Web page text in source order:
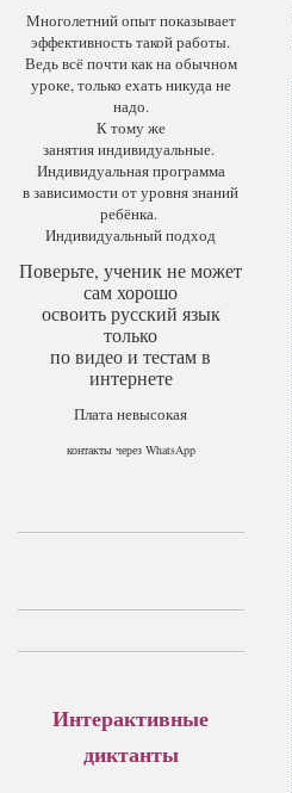
Многолетний опыт показывает
эффективность такой работы.
Ведь всё почти как на обычном
уроке, только ехать никуда не
надо.
К тому же
занятия индивидуальные.
Индивидуальная программа
в зависимости от уровня знаний
ребёнка.
Индивидуальный подход
Поверьте, ученик не может
сам хорошо
освоить русский язык
только
по видео и тестам в
интернете
Плата невысокая
контакты через WhatsApp
Интерактивные
диктанты